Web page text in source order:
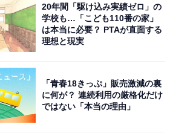
20年間「駆け込み実績ゼロ」の
学校も…「こども110番の家」
は本当に必要？ PTAが直面する
理想と現実
「青春18きっぷ」販売激減の裏
に何が？ 連続利用の厳格化だけ
ではない「本当の理由」